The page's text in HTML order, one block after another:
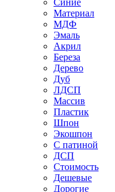
Синие
Материал
МДФ
Эмаль
Акрил
Береза
Дерево
Дуб
ЛДСП
Массив
Пластик
Шпон
Экошпон
С патиной
ДСП
Стоимость
Дешевые
Дорогие